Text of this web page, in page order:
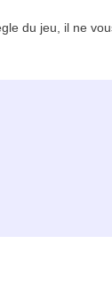
du jeu, il ne